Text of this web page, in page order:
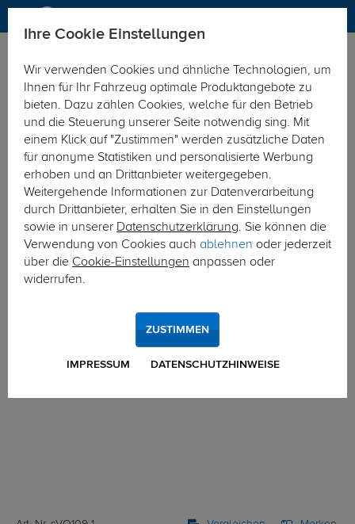
Hier geht's zur Fahrzeugübersicht: Volvo XC90
Ihre Cookie Einstellungen
Wir verwenden Cookies und ähnliche Technologien, um
Ihnen für Ihr Fahrzeug optimale Produktangebote zu
bieten. Dazu zählen Cookies, welche für den Betrieb
und die Steuerung unserer Seite notwendig sing. Mit
einem Klick auf "Zustimmen" werden zusätzliche Daten
für anonyme Statistiken und personalisierte Werbung
erhoben und an Drittanbieter weitergegeben.
Weitergehende Informationen zur Datenverarbeitung
durch Drittanbieter, erhalten Sie in den Einstellungen
sowie in unserer Datenschutzerklärung. Sie können die
Verwendung von Cookies auch ablehnen oder jederzeit
über die Cookie-Einstellungen anpassen oder
widerrufen.
IMPRESSUM DATENSCHUTZHINWEISE
ZUSTIMMEN